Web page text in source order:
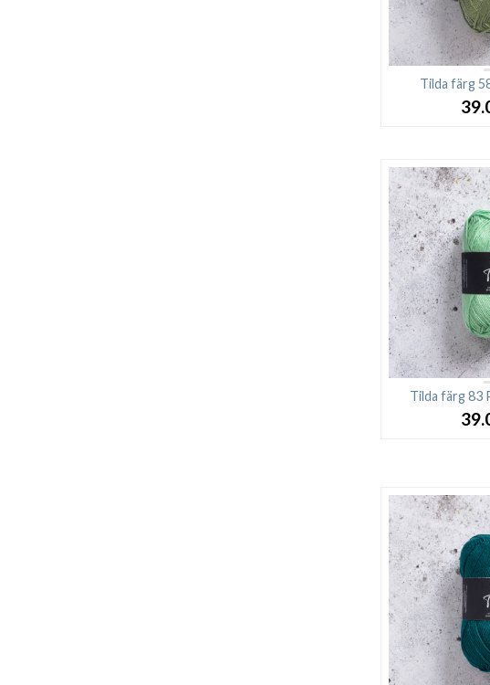
Tilda färg
Tilda färg 83